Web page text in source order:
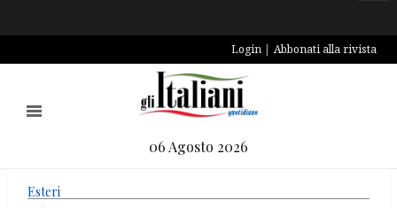
Login Abbonati alla rivista
06 Agosto 2026
Esteri